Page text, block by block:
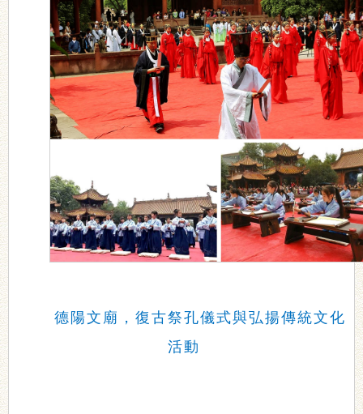
德陽文廟，復古祭孔儀式與弘揚傳統文化
活動